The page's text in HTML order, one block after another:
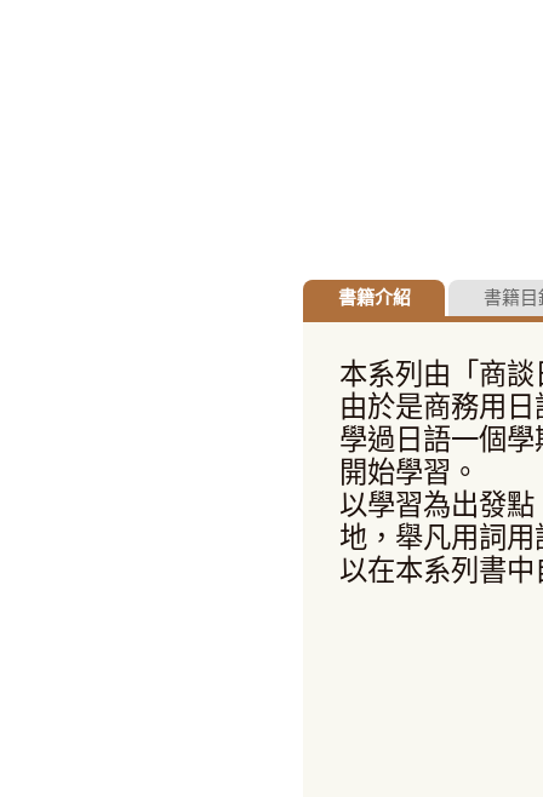
書籍介紹 書籍目
本系列由「商
由於是商務用
學過日語一個
開始學習。
以學習為出發
地，舉凡用詞
以在本系列書